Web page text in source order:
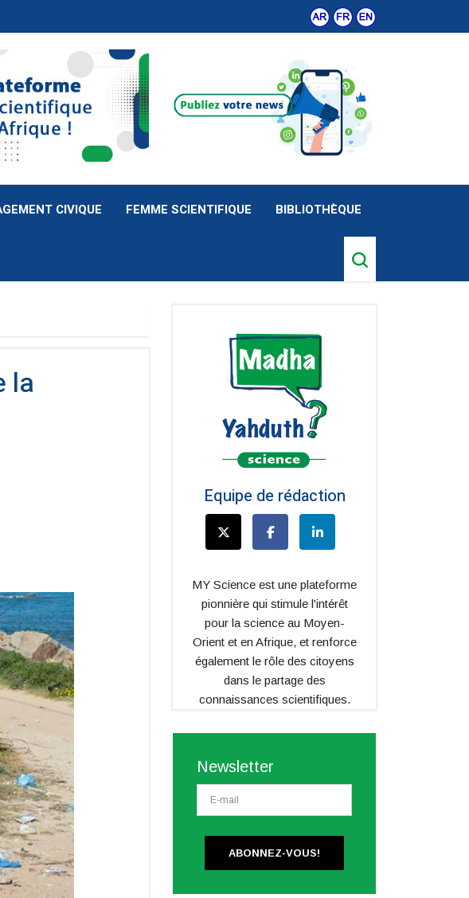
CIVIQUE FEMME SCIENTIFIQUE BIBLIOTHÈQUE
la
Equipe de rédaction
MY Science est une plateforme
pionnière qui stimule l'intérêt
pour la science au Moyen-
Orient et en Afrique, et renforce
également le rôle des citoyens
dans le partage des
connaissances scientifiques.
Newsletter
ABONNEZ-VOUS!